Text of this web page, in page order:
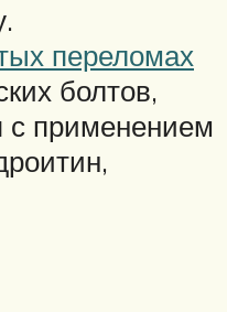
переломах
болтов,
с применением